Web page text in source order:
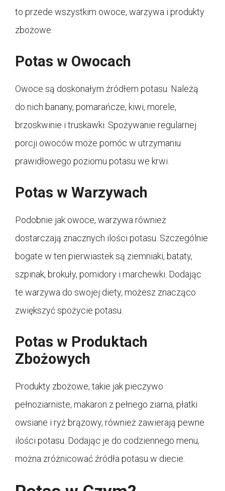
to przede wszystkim owoce, warzywa i produkty
zbożowe.
Potas w Owocach
Owoce są doskonałym źródłem potasu. Należą
do nich banany, pomarańcze, kiwi, morele,
brzoskwinie i truskawki. Spożywanie regularnej
porcji owoców może pomóc w utrzymaniu
prawidłowego poziomu potasu we krwi.
Potas w Warzywach
Podobnie jak owoce, warzywa również
dostarczają znacznych ilości potasu. Szczególnie
bogate w ten pierwiastek są ziemniaki, bataty,
szpinak, brokuły, pomidory i marchewki. Dodając
te warzywa do swojej diety, możesz znacząco
zwiększyć spożycie potasu.
Potas w Produktach
Zbożowych
Produkty zbożowe, takie jak pieczywo
pełnoziarniste, makaron z pełnego ziarna, płatki
owsiane i ryż brązowy, również zawierają pewne
ilości potasu. Dodając je do codziennego menu,
można zróżnicować źródła potasu w diecie.